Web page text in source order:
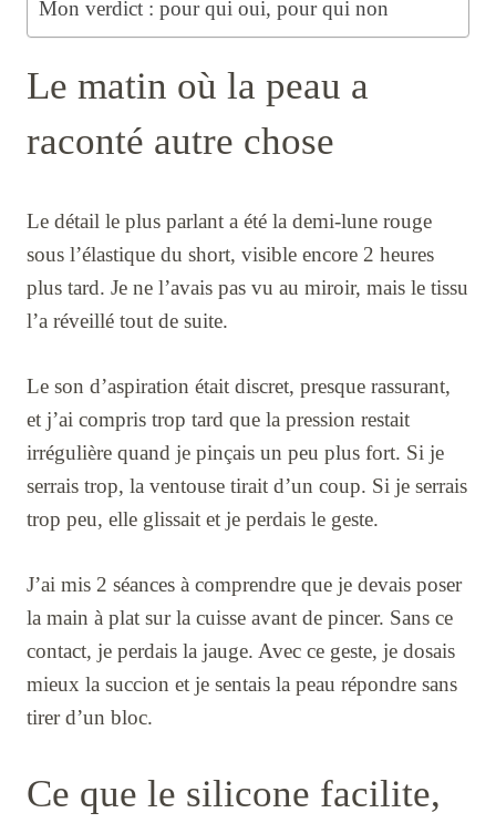
Mon verdict : pour qui oui, pour qui non
Le matin où la peau a
raconté autre chose
Le détail le plus parlant a été la demi-lune rouge
sous l’élastique du short, visible encore 2 heures
plus tard. Je ne l’avais pas vu au miroir, mais le tissu
l’a réveillé tout de suite.
Le son d’aspiration était discret, presque rassurant,
et j’ai compris trop tard que la pression restait
irrégulière quand je pinçais un peu plus fort. Si je
serrais trop, la ventouse tirait d’un coup. Si je serrais
trop peu, elle glissait et je perdais le geste.
J’ai mis 2 séances à comprendre que je devais poser
la main à plat sur la cuisse avant de pincer. Sans ce
contact, je perdais la jauge. Avec ce geste, je dosais
mieux la succion et je sentais la peau répondre sans
tirer d’un bloc.
Ce que le silicone facilite,